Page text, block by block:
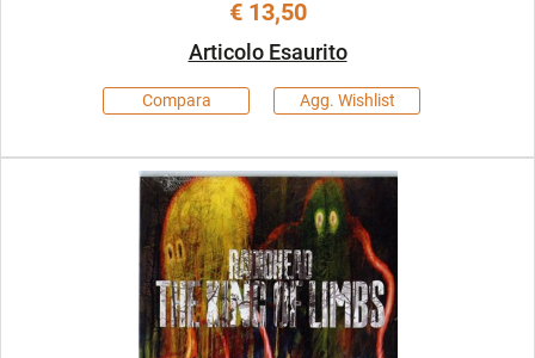
€ 13,50
Articolo Esaurito
Compara Agg. Wishlist